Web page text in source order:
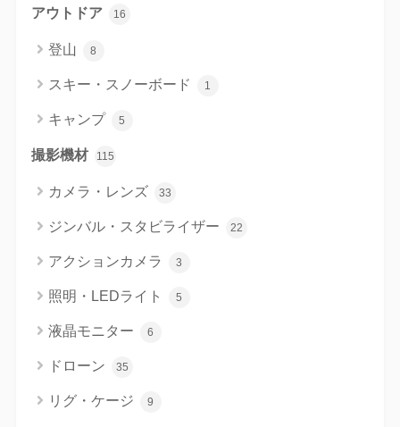
アウトドア 16
登山 8
スキー・スノーボード 1
キャンプ 5
撮影機材 115
カメラ・レンズ 33
ジンバル・スタビライザー 22
アクションカメラ 3
照明・LEDライト 5
液晶モニター 6
ドローン 35
リグ・ケージ 9